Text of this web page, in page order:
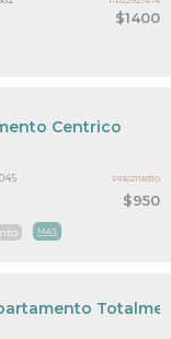
$1400
$950
Centrico
MAS
PR62118310